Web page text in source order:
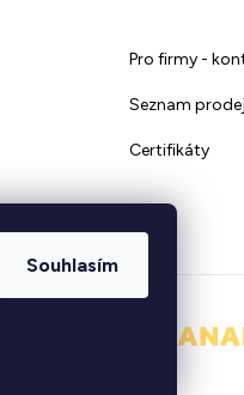
Souhlasím
Pro firmy -
Seznam
Certifikáty